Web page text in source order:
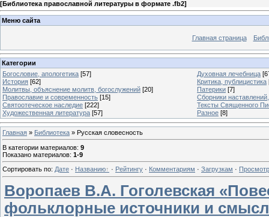
[Библиотека православной литературы в формате .fb2]
Меню сайта
Главная страница
Категории
Богословие, апологетика [57] Духовная лечебница
История [62] Критика, публицистика
Молитвы, объяснение молитв, богослужений [20] Патерики [7]
Православие и современность [15]
Сборники
Святоотеческое наследие [222]
Тексты Священного
Художественная литература [57] Разное [8]
Главная » Библиотека » Русская словесность
В категории материалов: 9
Показано материалов: 1-9
Сортировать по: Дате · Названию · Рейтингу · Комментариям · Загрузкам ·
Воропаев В.А. Гоголевская
фольклорные источники и